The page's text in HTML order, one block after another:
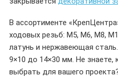
В ассортименте
ходовых резьб: М5, М6, М8,
латунь и нержавеющая
9×10 до 14×30 мм. Не знаете,
выбрать для вашего